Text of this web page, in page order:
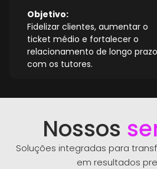
Objetivo:
Fidelizar clientes, aumentar o
ticket médio e fortalecer o
relacionamento de longo prazo
com os tutores.
Nossos
Soluções integradas para
em resultados